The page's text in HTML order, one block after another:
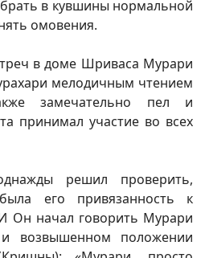
в кувшины нормальной
омовения.
в доме Шриваса Мурари
мелодичным чтением
замечательно пел и
принимал участие во всех
решил проверить,
его привязанность к
Он начал говорить Мурари
возвышенном положении